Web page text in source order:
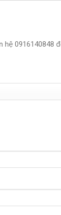
hệ 0916140848